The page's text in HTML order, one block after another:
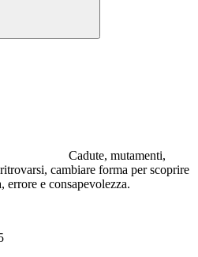
Cadute, mutamenti,
cambiare forma per scoprire
errore e consapevolezza.